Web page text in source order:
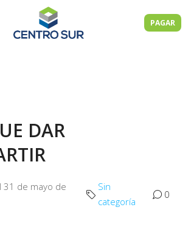
PAGAR
DAR
31 de mayo de
Sin
categoría
0